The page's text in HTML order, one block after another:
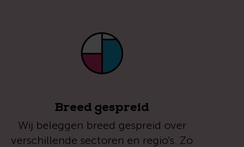
Breed gespreid
Wij beleggen breed gespreid over
verschillende sectoren en regio’s. Zo